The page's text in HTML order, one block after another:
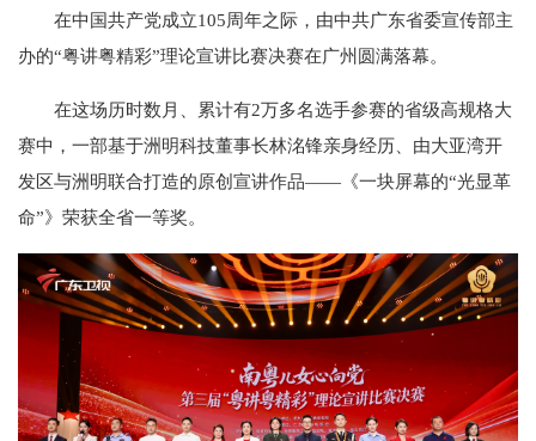
在中国共产党成立105周年之际，由中共广东省委宣传部主
办的“粤讲粤精彩”理论宣讲比赛决赛在广州圆满落幕。
在这场历时数月、累计有2万多名选手参赛的省级高规格大
赛中，一部基于洲明科技董事长林洺锋亲身经历、由大亚湾开
发区与洲明联合打造的原创宣讲作品——《一块屏幕的“光显革
命”》荣获全省一等奖。